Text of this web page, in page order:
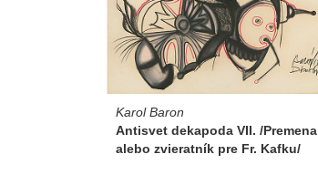
Karol Baron
Antisvet dekapoda VII. /Premena
alebo zvieratník pre Fr. Kafku/